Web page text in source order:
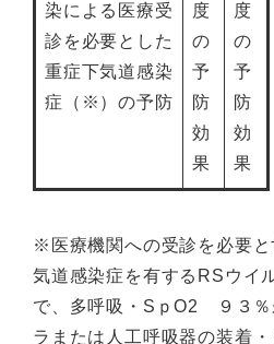
染による医療受
診を必要とした
重症下気道感染
症（※）の予防
度
の
予
防
効
果
度
の
予
防
効
果
※医療機関への受診を必要
気道感染症を有するRSウイ
で、多呼吸・SｐO2 ９３％
ラまたは人工呼吸器の装着